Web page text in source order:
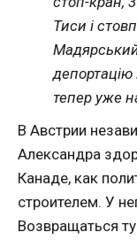
Тиси і
Мадярський
тепер уже
В Австрии
Александра
Канаде, как
строителем. У
Возвращаться